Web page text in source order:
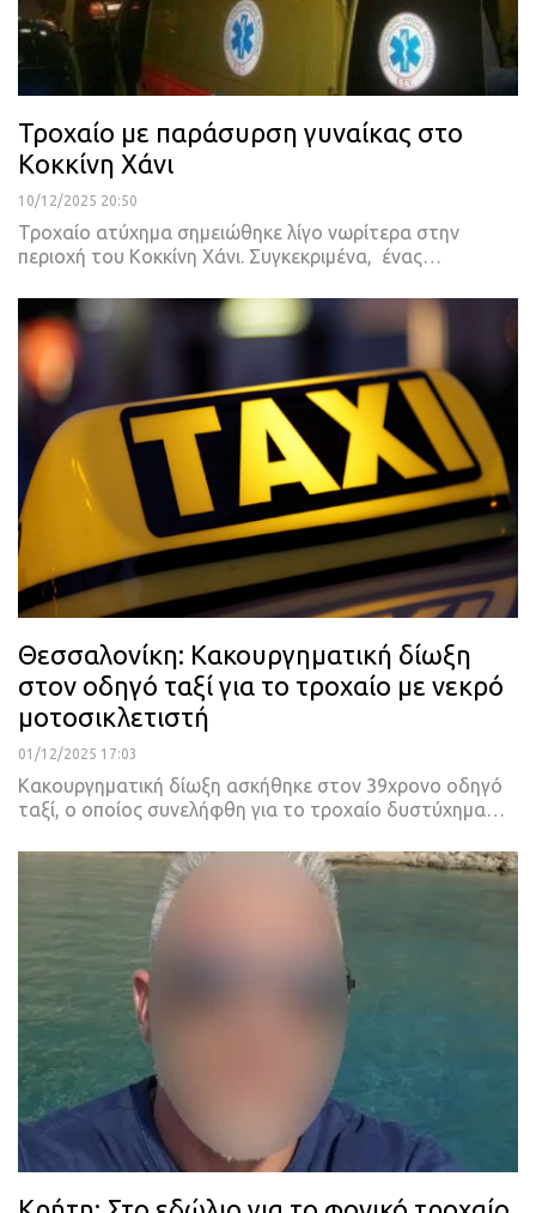
Τροχαίο με παράσυρση γυναίκας στο
Κοκκίνη Χάνι
10/12/2025 20:50
Τροχαίο ατύχημα σημειώθηκε λίγο νωρίτερα στην
περιοχή του Κοκκίνη Χάνι. Συγκεκριμένα, ένας…
Θεσσαλονίκη: Κακουργηματική δίωξη
στον οδηγό ταξί για το τροχαίο με νεκρό
μοτοσικλετιστή
01/12/2025 17:03
Κακουργηματική δίωξη ασκήθηκε στον 39χρονο οδηγό
ταξί, ο οποίος συνελήφθη για το τροχαίο δυστύχημα…